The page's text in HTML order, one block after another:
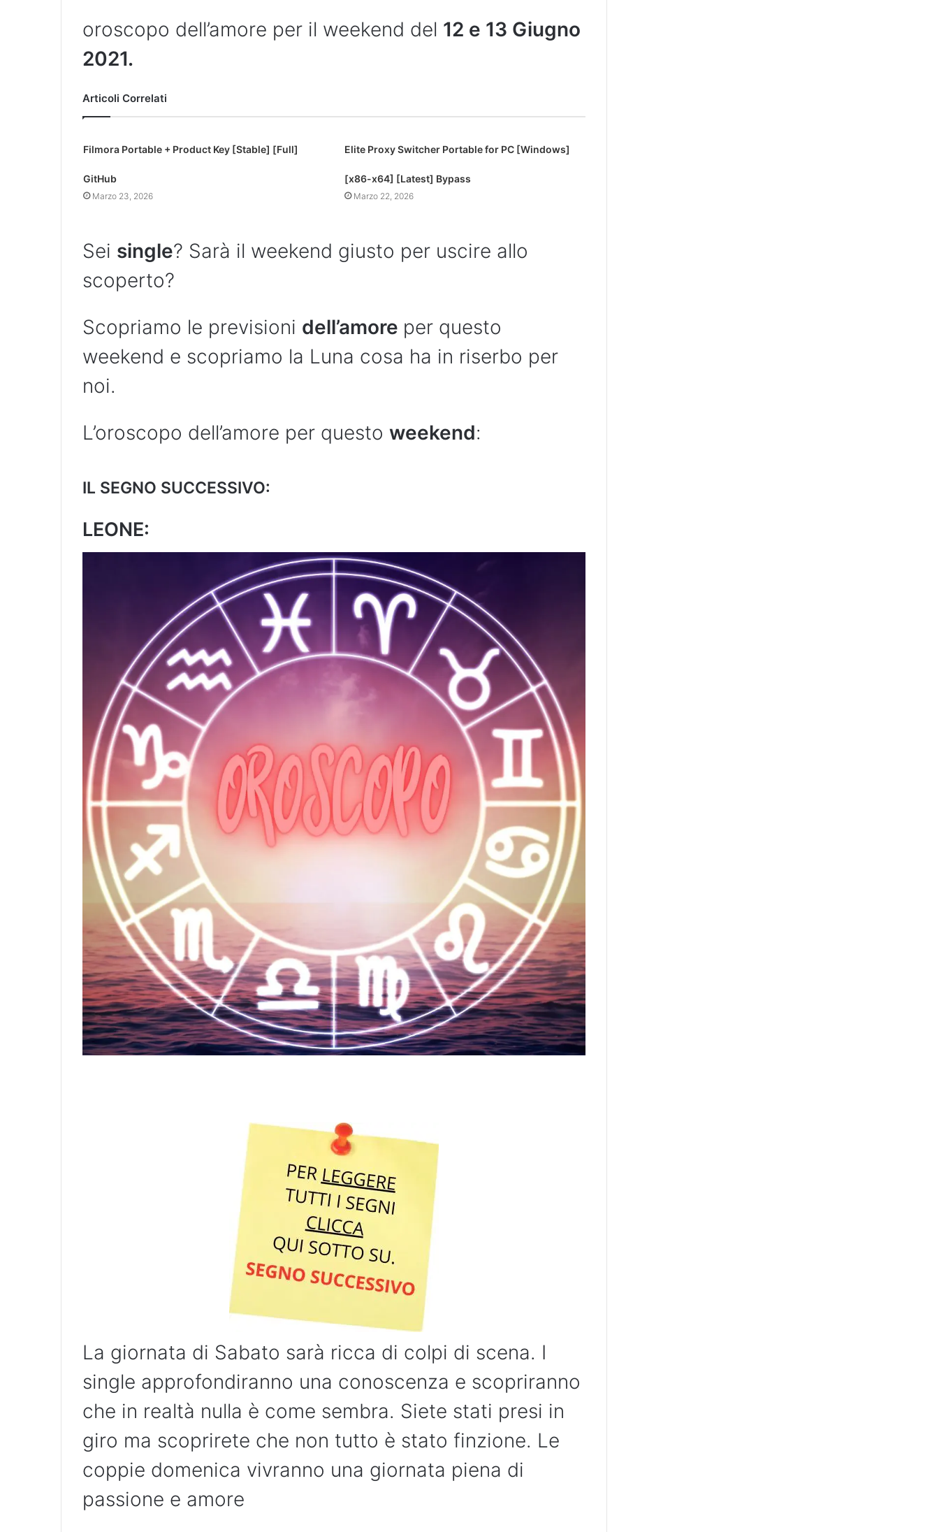
oroscopo dell’amore per il weekend del 12 e 13 Giugno
2021.
Articoli Correlati
Filmora Portable + Product Key [Stable] [Full]
GitHub
Marzo 23, 2026
Elite Proxy Switcher Portable for PC [Windows]
[x86-x64] [Latest] Bypass
Marzo 22, 2026
Sei single? Sarà il weekend giusto per uscire allo
scoperto?
Scopriamo le previsioni dell’amore per questo
weekend e scopriamo la Luna cosa ha in riserbo per
noi.
L’oroscopo dell’amore per questo weekend:
IL SEGNO SUCCESSIVO:
LEONE:
La giornata di Sabato sarà ricca di colpi di scena. I
single approfondiranno una conoscenza e scopriranno
che in realtà nulla è come sembra. Siete stati presi in
giro ma scoprirete che non tutto è stato finzione. Le
coppie domenica vivranno una giornata piena di
passione e amore